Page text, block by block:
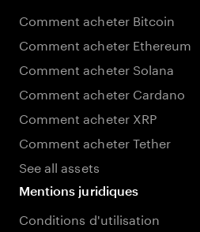
Comment acheter Bitcoin
Comment acheter Ethereum
Comment acheter Solana
Comment acheter Cardano
Comment acheter XRP
Comment acheter Tether
See all assets
Mentions juridiques
Conditions d'utilisation